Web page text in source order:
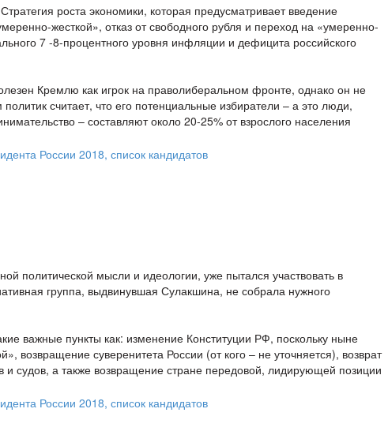
роста экономики, которая предусматривает введение
жесткой», отказ от свободного рубля и переход на «умеренно-
7 -8-процентного уровня инфляции и дефицита российского
Кремлю как игрок на праволиберальном фронте, однако он не
считает, что его потенциальные избиратели – а это люди,
– составляют около 20-25% от взрослого населения
политической мысли и идеологии, уже пытался участвовать в
группа, выдвинувшая Сулакшина, не собрала нужного
важные пункты как: изменение Конституции РФ, поскольку ныне
возвращение суверенитета России (от кого – не уточняется), возврат
и судов, а также возвращение стране передовой, лидирующей позиции